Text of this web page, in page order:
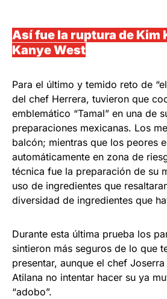
Así fue la ruptura de Kim
Kanye West
Para el último y temido reto de
del chef Herrera, tuvieron que
emblemático “Tamal” en una de
preparaciones mexicanas. Los
balcón; mientras que los peores
automáticamente en zona de
técnica fue la preparación de su
uso de ingredientes que
diversidad de ingredientes que
Durante esta última prueba los
sintieron más seguros de lo que
presentar, aunque el chef
Atilana no intentar hacer su ya
“adobo”.